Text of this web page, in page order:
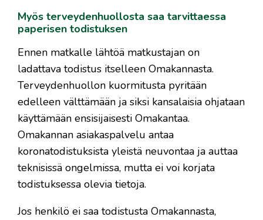
Myös terveydenhuollosta saa tarvittaessa
paperisen todistuksen
Ennen matkalle lähtöä matkustajan on
ladattava todistus itselleen Omakannasta.
Terveydenhuollon kuormitusta pyritään
edelleen välttämään ja siksi kansalaisia ohjataan
käyttämään ensisijaisesti Omakantaa.
Omakannan asiakaspalvelu antaa
koronatodistuksista yleistä neuvontaa ja auttaa
teknisissä ongelmissa, mutta ei voi korjata
todistuksessa olevia tietoja.
Jos henkilö ei saa todistusta Omakannasta,